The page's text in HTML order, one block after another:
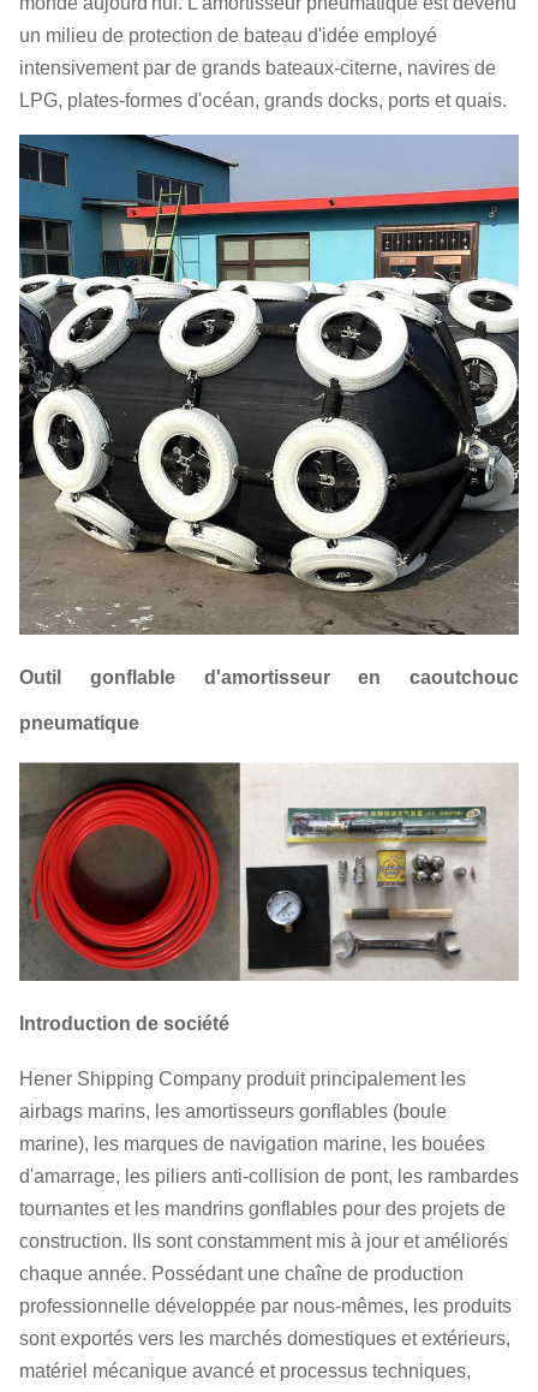
un milieu de protection de bateau d'idée employé
intensivement par de grands bateaux-citerne, navires de
LPG, plates-formes d'océan, grands docks, ports et quais.
Outil gonflable d'amortisseur en caoutchouc
pneumatique
Introduction de société
Hener Shipping Company produit principalement les
airbags marins, les amortisseurs gonflables (boule
marine), les marques de navigation marine, les bouées
d'amarrage, les piliers anti-collision de pont, les rambardes
tournantes et les mandrins gonflables pour des projets de
construction. Ils sont constamment mis à jour et améliorés
chaque année. Possédant une chaîne de production
professionnelle développée par nous-mêmes, les produits
sont exportés vers les marchés domestiques et extérieurs,
matériel mécanique avancé et processus techniques,